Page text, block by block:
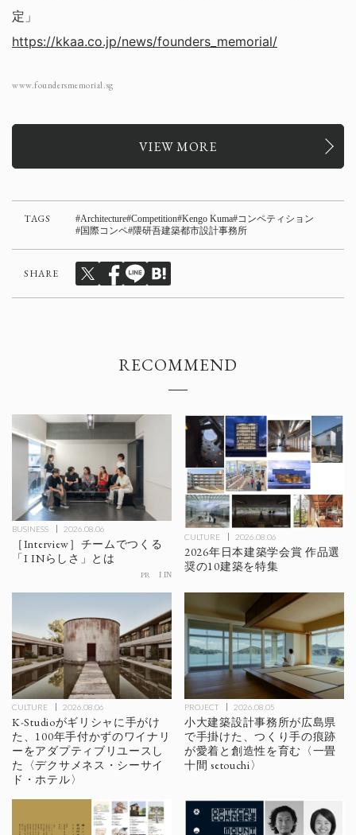
定」
https://kkaa.co.jp/news/founders_memorial/
www.foundersmemorial.sg
VIEW MORE
TAGS Architecture Competition Kengo Kuma コンペティション
国際コンペ 隈研吾建築都市設計事務所
SHARE
RECOMMEND
BUSINESS 2026.08.06
［Interview］チームでつくる
「I INらしさ」とは
PR I IN
CULTURE 2026.08.06
2026年日本建築学会賞 作品選
奨の10建築を特集
CULTURE 2026.08.06
K-Studioがギリシャに手がけ
た、100年手付かずのワイナリ
ーをアダプティブリユースし
た〈デクサメネス・シーサイ
ド・ホテル〉
PROJECT 2026.08.05
小大建築設計事務所が広島県
で手掛けた、つくり手の痕跡
が愛着と創造性を育む〈一畳
十間 setouchi〉